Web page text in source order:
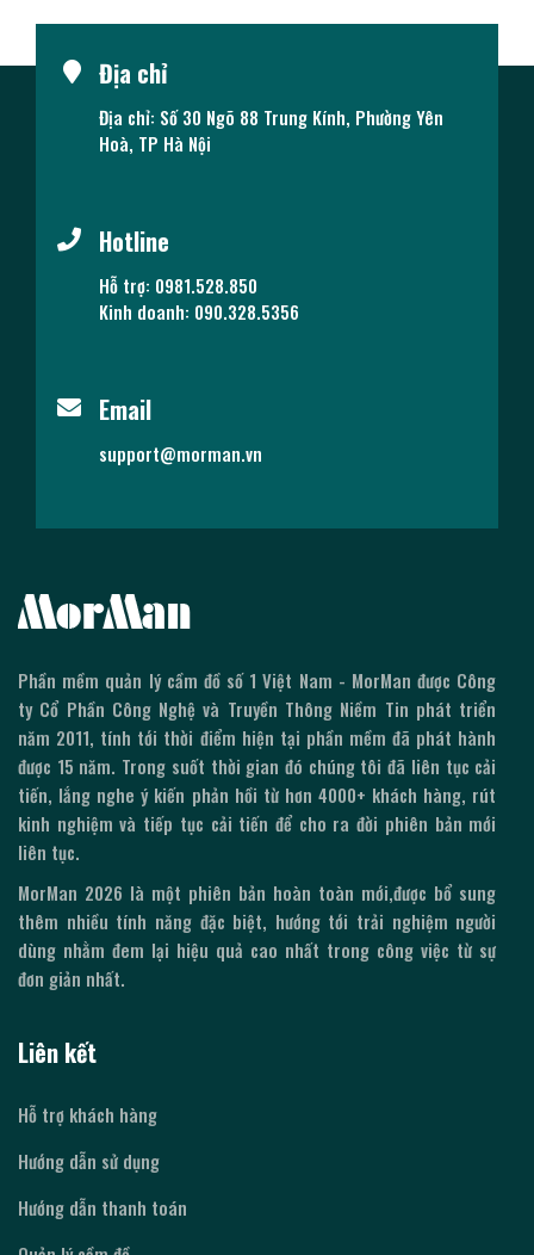
Địa chỉ
Địa chỉ: Số 30 Ngõ 88 Trung Kính, Phường Yên
Hoà, TP Hà Nội
Hotline
Hỗ trợ: 0981.528.850
Kinh doanh: 090.328.5356
Email
support@morman.vn
Phần mềm quản lý cầm đồ số 1 Việt Nam - MorMan được Công
ty Cổ Phần Công Nghệ và Truyền Thông Niềm Tin phát triển
năm 2011, tính tới thời điểm hiện tại phần mềm đã phát hành
được 15 năm. Trong suốt thời gian đó chúng tôi đã liên tục cải
tiến, lắng nghe ý kiến phản hồi từ hơn 4000+ khách hàng, rút
kinh nghiệm và tiếp tục cải tiến để cho ra đời phiên bản mới
liên tục.
MorMan 2026 là một phiên bản hoàn toàn mới,được bổ sung
thêm nhiều tính năng đặc biệt, hướng tới trải nghiệm người
dùng nhằm đem lại hiệu quả cao nhất trong công việc từ sự
đơn giản nhất.
Liên kết
Hỗ trợ khách hàng
Hướng dẫn sử dụng
Hướng dẫn thanh toán